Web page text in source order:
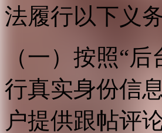
法履行以下义务
（一）按照“
行真实身份信
户提供跟帖评